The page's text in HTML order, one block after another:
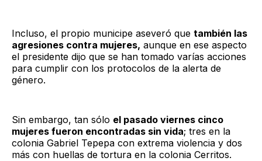
Incluso, el propio municipe aseveró que también las
agresiones contra mujeres, aunque en ese aspecto
el presidente dijo que se han tomado varías acciones
para cumplir con los protocolos de la alerta de
género.
Sin embargo, tan sólo el pasado viernes cinco
mujeres fueron encontradas sin vida; tres en la
colonia Gabriel Tepepa con extrema violencia y dos
más con huellas de tortura en la colonia Cerritos.